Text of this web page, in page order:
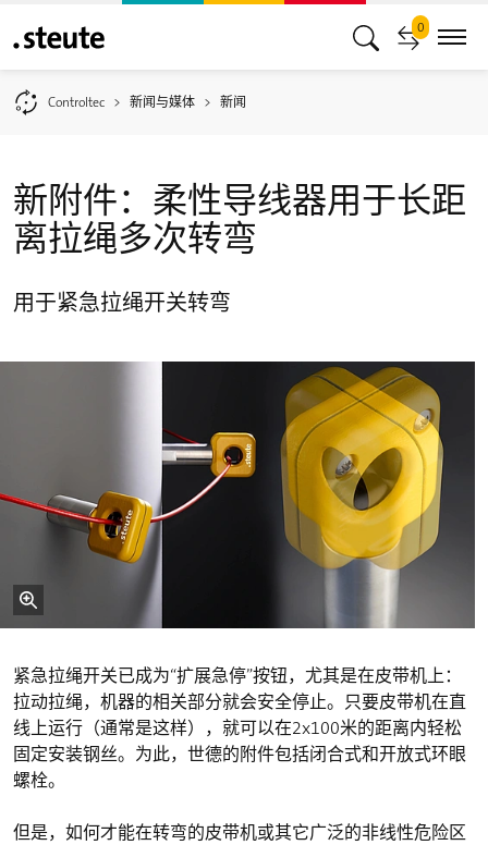
0
Controltec 新闻与媒体 新闻
新附件：柔性导线器用于长距
离拉绳多次转弯
用于紧急拉绳开关转弯
紧急拉绳开关已成为“扩展急停”按钮，尤其是在皮带机上：
拉动拉绳，机器的相关部分就会安全停止。只要皮带机在直
线上运行（通常是这样），就可以在2x100米的距离内轻松
固定安装钢丝。为此，世德的附件包括闭合式和开放式环眼
螺栓。
但是，如何才能在转弯的皮带机或其它广泛的非线性危险区